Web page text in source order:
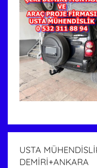
USTA
DEMİRİ+ANKARA